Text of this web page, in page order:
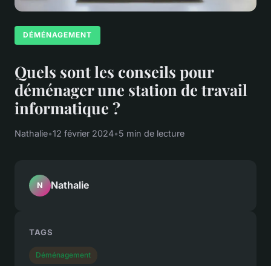
DÉMÉNAGEMENT
Quels sont les conseils pour
déménager une station de travail
informatique ?
Nathalie•12 février 2024•5 min de lecture
N Nathalie
TAGS
Déménagement